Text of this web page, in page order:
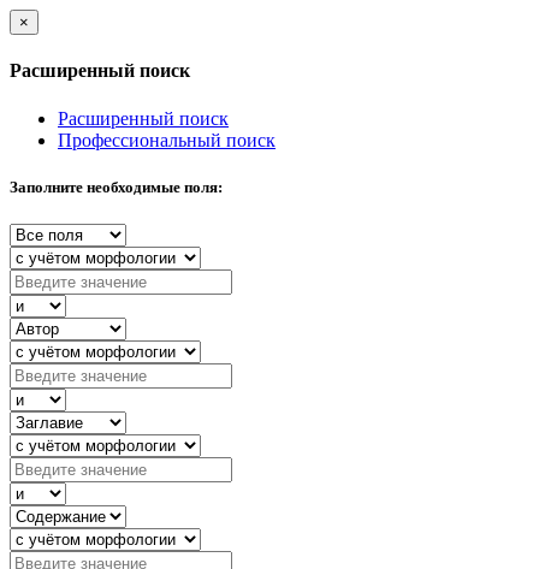
×
Расширенный поиск
Расширенный поиск
Профессиональный поиск
Заполните необходимые поля: